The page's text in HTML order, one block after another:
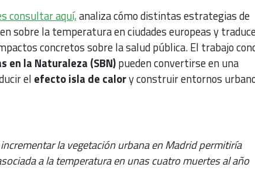
consultar aquí,analiza cómo distintas estrategias de
sobre la temperatura en ciudades europeas y
concretos sobre la salud pública. El trabajo
en la Naturaleza (SBN)pueden convertirse en una
el efecto isla de calory construir entornos
la vegetación urbana en Madrid permitiría
a la temperatura en unas cuatro muertes al año